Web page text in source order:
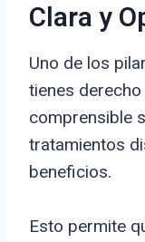
Clara y
Uno de los
tienes
comprensible
tratamientos
beneficios.
Esto permite